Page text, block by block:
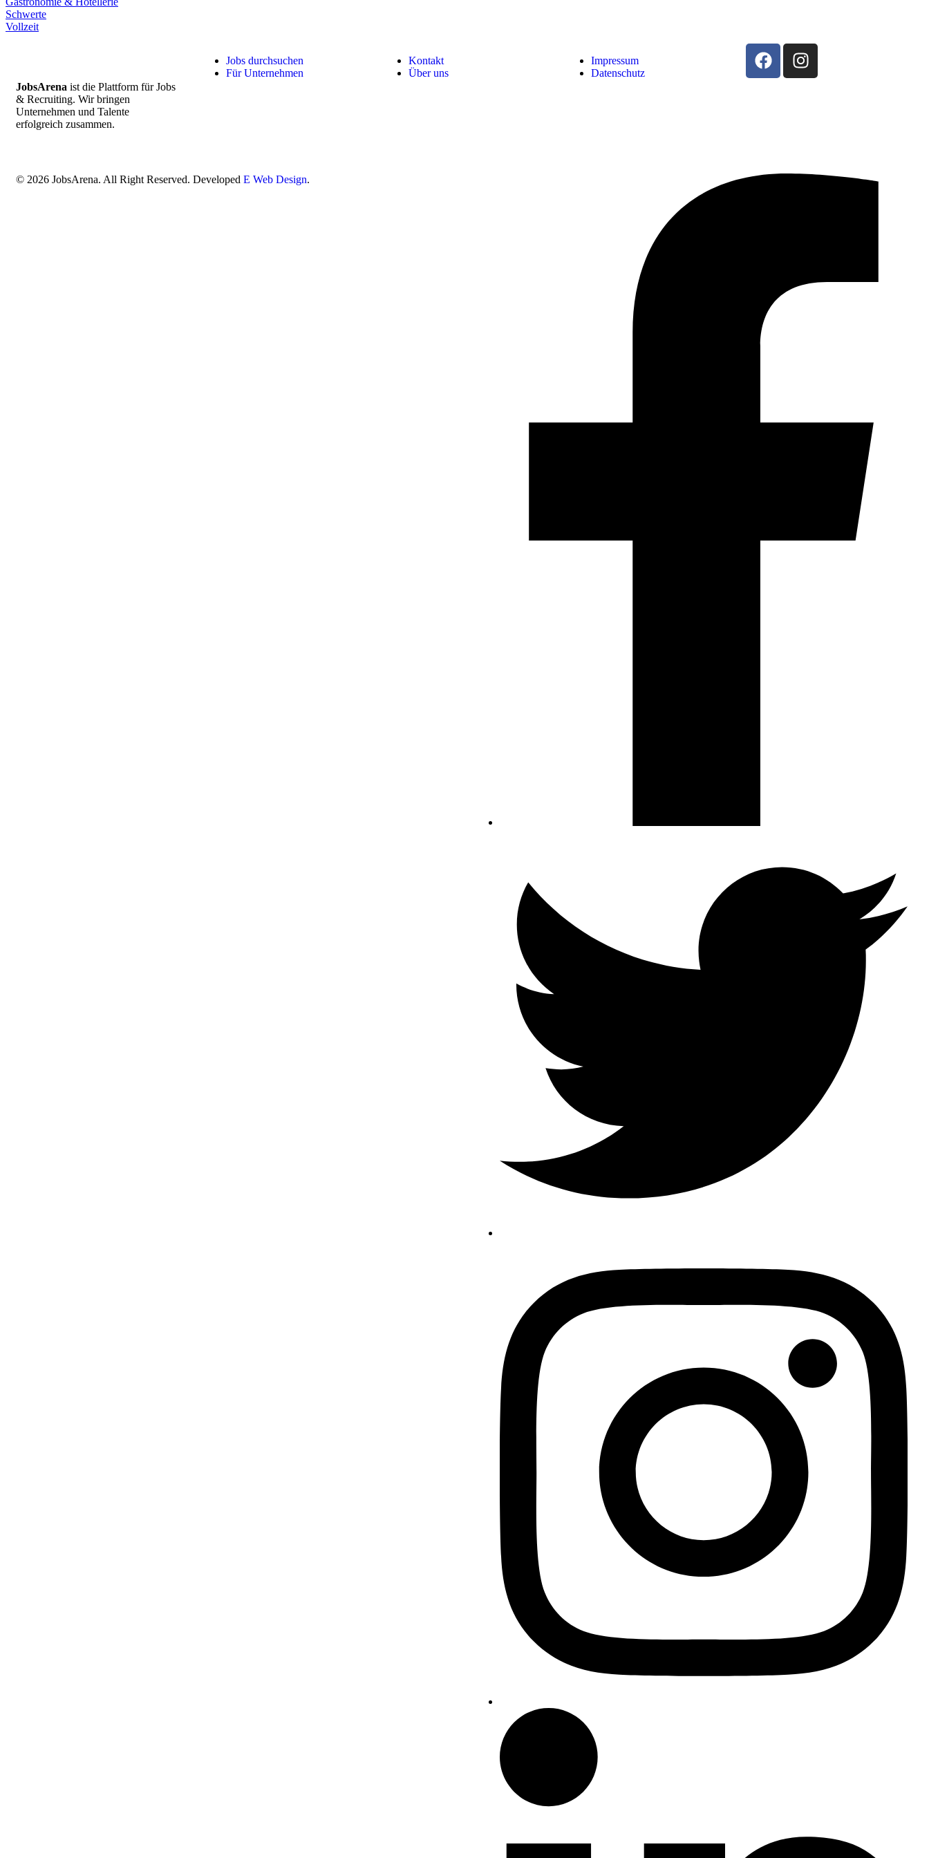
Schwerte
Vollzeit
JobsArena ist die Plattform für Jobs
& Recruiting. Wir bringen
Unternehmen und Talente
erfolgreich zusammen.
Jobs durchsuchen
Für Unternehmen
Kontakt
Über uns
Impressum
Datenschutz
© 2026 JobsArena. All Right Reserved. Developed E Web Design.